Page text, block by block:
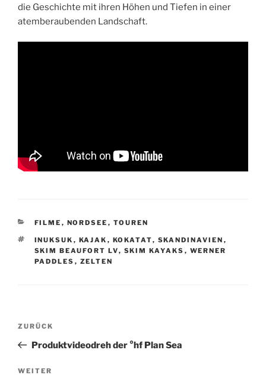
die Geschichte mit ihren Höhen und Tiefen in einer
atemberaubenden Landschaft.
KATEGORIEN
FILME , NORDSEE , TOUREN
SCHLAGWÖRTER
INUKSUK , KAJAK , KOKATAT, SKANDINAVIEN ,
SKIM BEAUFORT LV, SKIM KAYAKS , WERNER
PADDLES , ZELTEN
Beitragsnavigation
Vorheriger
Beitrag
ZURÜCK
Produktvideodreh der °hf Plan Sea
Nächster
WEITER